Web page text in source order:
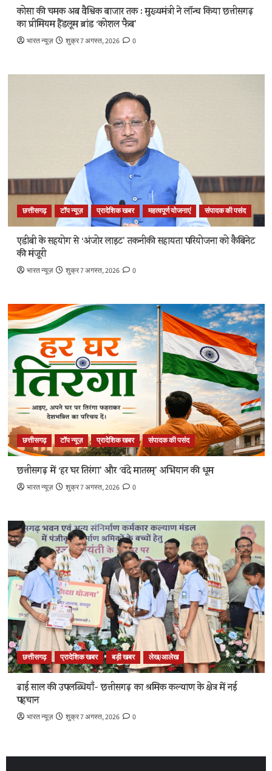
कोसा की चमक अब वैश्विक बाजार तक : मुख्यमंत्री ने लॉन्च किया छत्तीसगढ़
का प्रीमियम हैंडलूम ब्रांड ‘कोशल फैब’
भारत न्यूज़ शुक्र 7 अगस्त, 2026 0
छत्तीसगढ़ टॉप न्यूज़ प्रादेशिक खबर महत्वपूर्ण योजनाएं संपादक की पसंद
एडीबी के सहयोग से ‘अंजोर लाइट’ तकनीकी सहायता परियोजना को कैबिनेट
की मंजूरी
भारत न्यूज़ शुक्र 7 अगस्त, 2026 0
छत्तीसगढ़ टॉप न्यूज़ प्रादेशिक खबर संपादक की पसंद
छत्तीसगढ़ में ‘हर घर तिरंगा’ और ‘वंदे मातरम्’ अभियान की धूम
भारत न्यूज़ शुक्र 7 अगस्त, 2026 0
छत्तीसगढ़ प्रादेशिक खबर बड़ी खबर लेख/आलेख
ढाई साल की उपलब्धियाँ- छत्तीसगढ़ का श्रमिक कल्याण के क्षेत्र में नई
पहचान
भारत न्यूज़ शुक्र 7 अगस्त, 2026 0